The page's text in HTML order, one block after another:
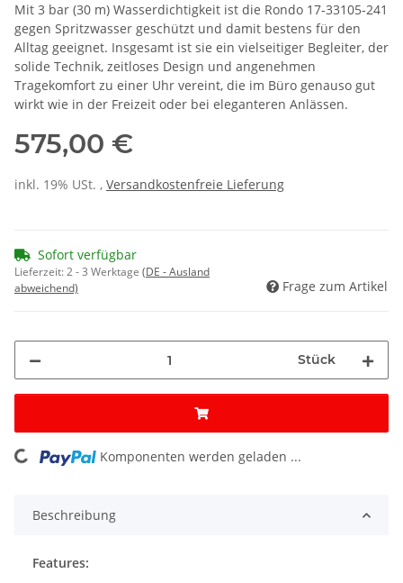
Mit 3 bar (30 m) Wasserdichtigkeit ist die Rondo 17‑33105‑241
gegen Spritzwasser geschützt und damit bestens für den
Alltag geeignet. Insgesamt ist sie ein vielseitiger Begleiter, der
solide Technik, zeitloses Design und angenehmen
Tragekomfort zu einer Uhr vereint, die im Büro genauso gut
wirkt wie in der Freizeit oder bei eleganteren Anlässen.
575,00 €
inkl. 19% USt. , Versandkostenfreie Lieferung
Sofort verfügbar
Lieferzeit:2 - 3 Werktage (DE - Ausland
abweichend)
Frage zum Artikel
Stück
Komponenten werden geladen ...
Beschreibung
Features: